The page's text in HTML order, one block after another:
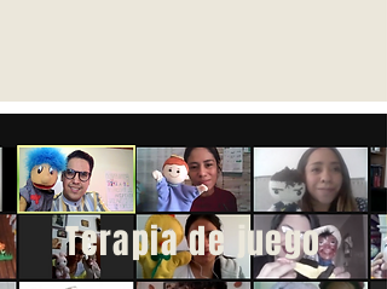
Terapia de juego